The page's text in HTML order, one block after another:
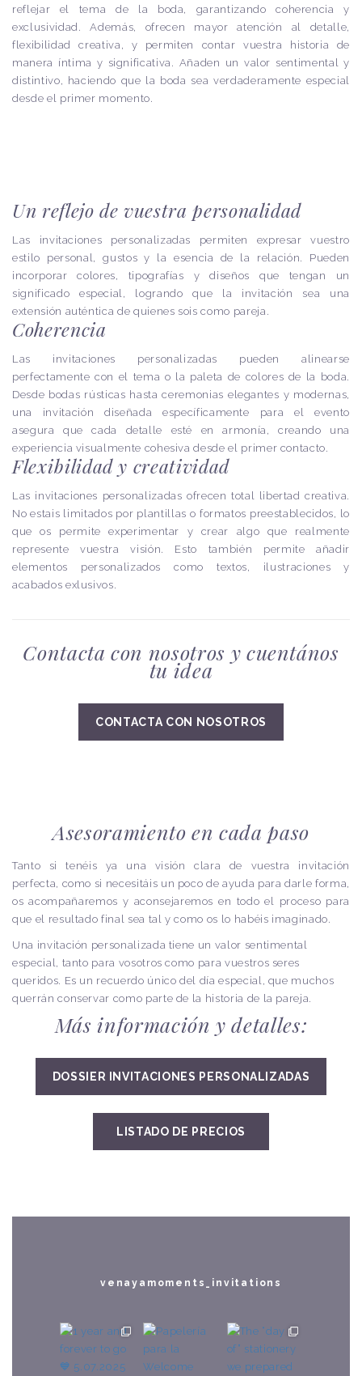
reflejar el tema de la boda, garantizando coherencia y
exclusividad. Además, ofrecen mayor atención al detalle,
flexibilidad creativa, y permiten contar vuestra historia de
manera íntima y significativa. Añaden un valor sentimental y
distintivo, haciendo que la boda sea verdaderamente especial
desde el primer momento.
Un reflejo de vuestra personalidad
Las invitaciones personalizadas permiten expresar vuestro
estilo personal, gustos y la esencia de la relación. Pueden
incorporar colores, tipografías y diseños que tengan un
significado especial, logrando que la invitación sea una
extensión auténtica de quienes sois como pareja.
Coherencia
Las invitaciones personalizadas pueden alinearse
perfectamente con el tema o la paleta de colores de la boda.
Desde bodas rústicas hasta ceremonias elegantes y modernas,
una invitación diseñada específicamente para el evento
asegura que cada detalle esté en armonía, creando una
experiencia visualmente cohesiva desde el primer contacto.
Flexibilidad y creatividad
Las invitaciones personalizadas ofrecen total libertad creativa.
No estais limitados por plantillas o formatos preestablecidos, lo
que os permite experimentar y crear algo que realmente
represente vuestra visión. Esto también permite añadir
elementos personalizados como textos, ilustraciones y
acabados exlusivos.
Contacta con nosotros y cuentános
tu idea
CONTACTA CON NOSOTROS
Asesoramiento en cada paso
Tanto si tenéis ya una visión clara de vuestra invitación
perfecta, como si necesitáis un poco de ayuda para darle forma,
os acompañaremos y aconsejaremos en todo el proceso para
que el resultado final sea tal y como os lo habéis imaginado.
Una invitación personalizada tiene un valor sentimental
especial, tanto para vosotros como para vuestros seres
queridos. Es un recuerdo único del día especial, que muchos
querrán conservar como parte de la historia de la pareja.
Más información y detalles:
DOSSIER INVITACIONES PERSONALIZADAS
LISTADO DE PRECIOS
venayamoments_invitations